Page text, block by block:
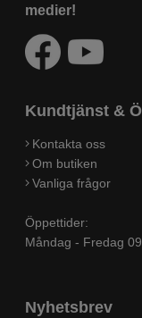
medier!
Kundtjänst &
Kontakta oss
Om butiken
Vanliga frågor
Öppettider:
Måndag - Fredag
Nyhetsbrev